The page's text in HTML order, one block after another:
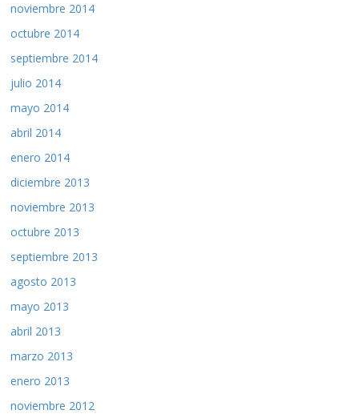
noviembre 2014
octubre 2014
septiembre 2014
julio 2014
mayo 2014
abril 2014
enero 2014
diciembre 2013
noviembre 2013
octubre 2013
septiembre 2013
agosto 2013
mayo 2013
abril 2013
marzo 2013
enero 2013
noviembre 2012